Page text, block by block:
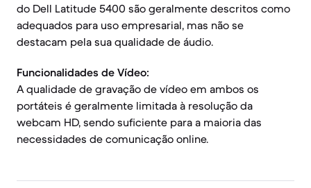
do Dell Latitude 5400 são geralmente descritos como
adequados para uso empresarial, mas não se
destacam pela sua qualidade de áudio.
Funcionalidades de Vídeo:
A qualidade de gravação de vídeo em ambos os
portáteis é geralmente limitada à resolução da
webcam HD, sendo suficiente para a maioria das
necessidades de comunicação online.